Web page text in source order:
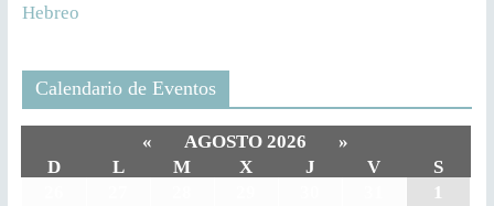
Hebreo
Calendario de Eventos
« AGOSTO 2026
»
D
L M X J V
S
1